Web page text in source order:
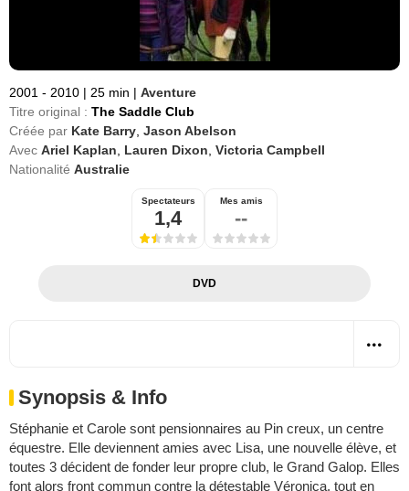
2001 - 2010 | 25 min | Aventure
Titre original : The Saddle Club
Créée par Kate Barry Jason Abelson
Avec Ariel Kaplan Lauren Dixon Victoria Campbell
Nationalité Australie
Spectateurs
1,4
Mes amis
--
DVD
Synopsis & Info
Stéphanie et Carole sont pensionnaires au Pin creux, un centre
équestre. Elle deviennent amies avec Lisa, une nouvelle élève, et
toutes 3 décident de fonder leur propre club, le Grand Galop. Elles
font alors front commun contre la détestable Véronica, tout en